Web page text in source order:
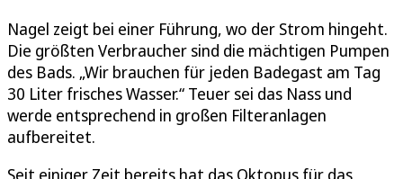
Nagel zeigt bei einer Führung, wo der Strom hingeht.
Die größten Verbraucher sind die mächtigen Pumpen
des Bads. „Wir brauchen für jeden Badegast am Tag
30 Liter frisches Wasser.“ Teuer sei das Nass und
werde entsprechend in großen Filteranlagen
aufbereitet.
Seit einiger Zeit bereits hat das Oktopus für das